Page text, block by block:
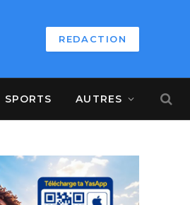
REDACTION
SPORTS AUTRES